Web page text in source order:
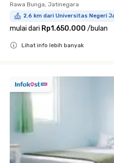
Rawa Bunga, Jatinegara
2.6 km dari Universitas Negeri
mulai dari Rp1.650.000 /bulan
Lihat info lebih banyak